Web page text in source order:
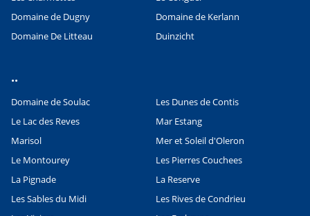
Domaine de Dugny
Domaine de Kerlann
Domaine De Litteau
Duinzicht
..
Domaine de Soulac
Les Dunes de Contis
Le Lac des Reves
Mar Estang
Marisol
Mer et Soleil d'Oleron
Le Montourey
Les Pierres Couchees
La Pignade
La Reserve
Les Sables du Midi
Les Rives de Condrieu